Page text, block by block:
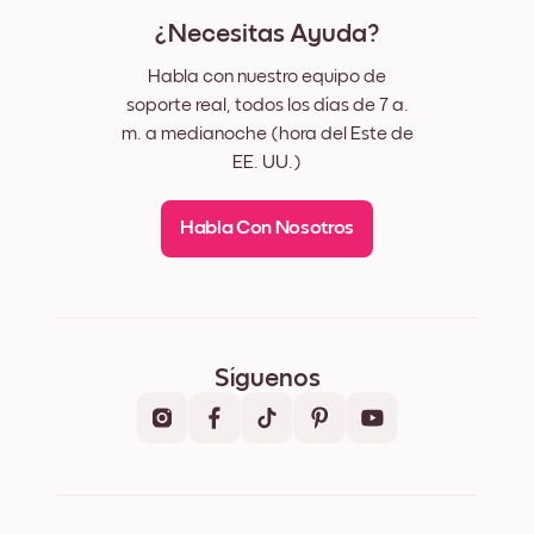
¿Necesitas Ayuda?
Habla con nuestro equipo de
soporte real, todos los días de 7 a.
m. a medianoche (hora del Este de
EE. UU.)
Habla Con Nosotros
Síguenos